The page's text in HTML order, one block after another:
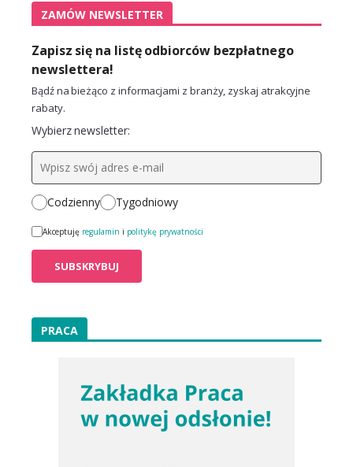
ZAMÓW NEWSLETTER
Zapisz się na listę odbiorców bezpłatnego
newslettera!
Bądź na bieżąco z informacjami z branży, zyskaj atrakcyjne
rabaty.
Wybierz newsletter:
Codzienny Tygodniowy
Akceptuję regulamin i politykę prywatności
PRACA